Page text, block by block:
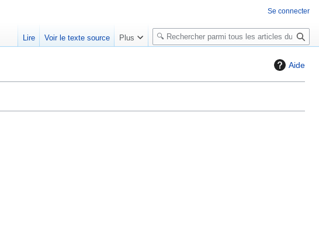
Aide
Se connecter
Lire Voir le texte source Plus
R
e
e
c